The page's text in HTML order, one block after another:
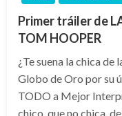
Primer tráiler de
TOM HOOPER
¿Te suena la chica de
Globo de Oro por su
TODO a Mejor
chico, que no chica,